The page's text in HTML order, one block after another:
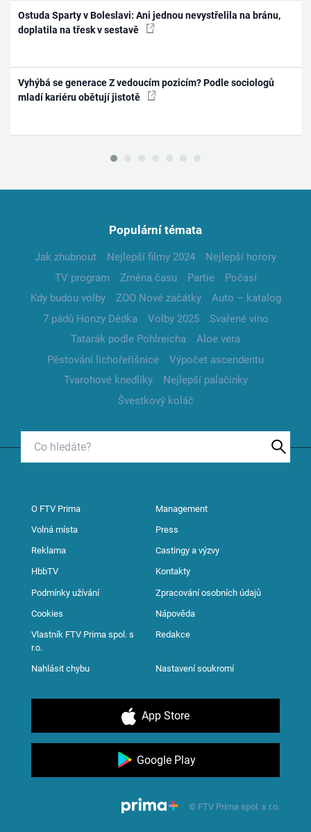
Ostuda Sparty v Boleslavi: Ani jednou nevystřelila na bránu,
doplatila na třesk v sestavě
Vyhýbá se generace Z vedoucím pozicím? Podle sociologů
mladí kariéru obětují jistotě
Populární témata
Jak zhubnout Nejlepší filmy 2024
Nejlepší horory
TV program
Změna času Partie
Počasí
Kdy budou volby
ZOO Nové začátky
Auto – katalog
7 pádů Honzy Dědka
Volby 2025
Svařené víno
Tatarák podle Pohlreicha
Aloe vera
Pěstování lichořeřišnice
Výpočet ascendentu
Tvarohové knedlíky
Nejlepší palačinky
Švestkový koláč
O FTV Prima Management
Volná místa Press
Reklama Castingy a výzvy
HbbTV Kontakty
Podmínky užívání Zpracování osobních údajů
Cookies Nápověda
Vlastník FTV Prima spol. s
r.o.
Redakce
Nahlásit chybu Nastavení soukromí
App Store
Google Play
© FTV Prima spol. s r.o.